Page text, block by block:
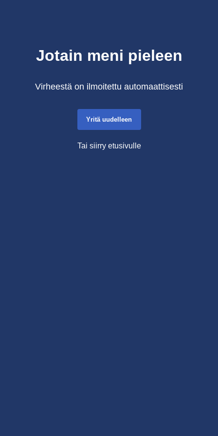
Jotain meni pieleen
Virheestä on ilmoitettu automaattisesti
Yritä uudelleen
Tai siirry etusivulle